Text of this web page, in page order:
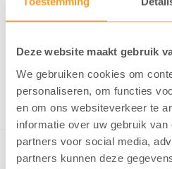
Deze website maakt gebruik
We gebruiken cookies om
personaliseren, om functies
en om ons websiteverkeer te
informatie over uw gebruik
partners voor social media,
partners kunnen deze
Ik meld me aan voor de
Verstuur formulier